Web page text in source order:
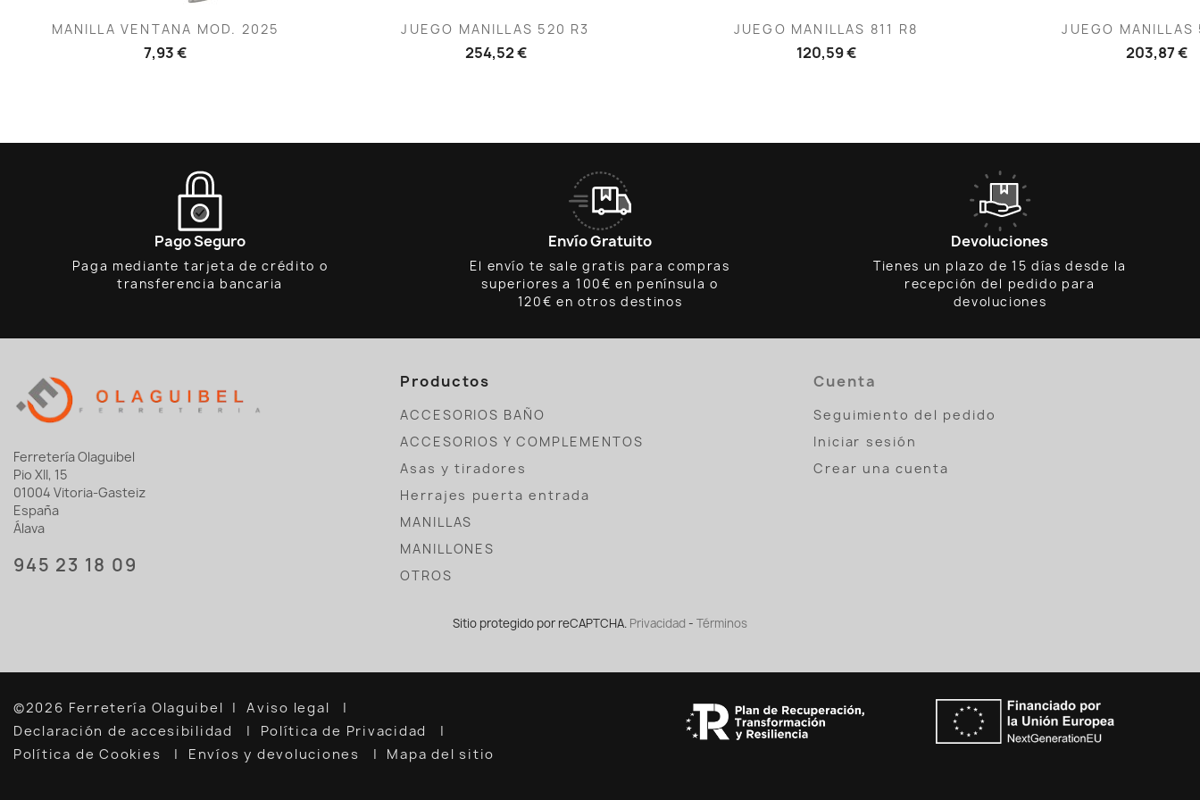
Vista rápida
MANILLA VENTANA MOD. 2025
7,93 €
Vista rápida
JUEGO MANILLAS 520 R3
254,52 €
 Vista rápida
JUEGO MANILLAS 811 R8
120,59 €
Vista
JUEGO
203,87 €
Pago Seguro
Paga mediante tarjeta de crédito o
transferencia bancaria
Envío Gratuito
El envío te sale gratis para compras
superiores a 100€ en península o
120€ en otros destinos
Devoluciones
Tienes un plazo de 15 días desde la
recepción del pedido para
devoluciones
Ferretería Olaguibel
Pio XII, 15
01004 Vitoria-Gasteiz
España
Álava
945 23 18 09
Productos
ACCESORIOS BAÑO
ACCESORIOS Y COMPLEMENTOS
Asas y tiradores
Herrajes puerta entrada
MANILLAS
MANILLONES
OTROS
Cuenta
Seguimiento del pedido
Iniciar sesión
Crear una cuenta
Sitio protegido por reCAPTCHA. Privacidad - Términos
©2026 Ferretería Olaguibel
Aviso legal
Declaración de accesibilidad
Política de Privacidad
Política de Cookies
Envíos y devoluciones Mapa del sitio